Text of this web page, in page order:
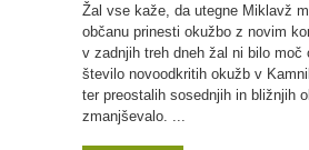
Žal vse kaže, da utegne Miklavž
občanu prinesti okužbo z novim
v zadnjih treh dneh žal ni bilo moč
število novoodkritih okužb v
ter preostalih sosednjih in bližnjih
zmanjševalo. ...